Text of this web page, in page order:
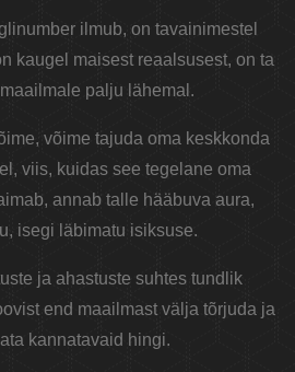
ilmub, on tavainimestel
kaugel maisest reaalsusest, on ta
palju lähemal.
võime tajuda oma keskkonda
viis, kuidas see tegelane oma
annab talle hääbuva aura,
isegi läbimatu isiksuse.
ja ahastuste suhtes tundlik
end maailmast välja tõrjuda ja
kannatavaid hingi.